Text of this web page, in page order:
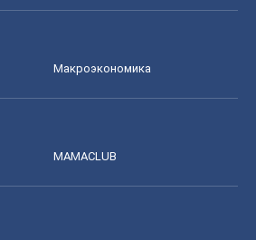
Mакроэкономика
MAMACLUB